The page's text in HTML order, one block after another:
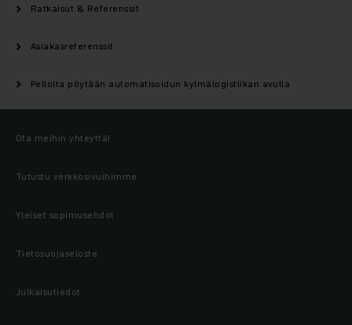
Ratkaisut & Referenssit
Asiakasreferenssit
Pellolta pöytään automatisoidun kylmälogistiikan avulla
Ota meihin yhteyttä!
Tutustu verkkosivuihimme
Yleiset sopimusehdot
Tietosuojaseloste
Julkaisutiedot